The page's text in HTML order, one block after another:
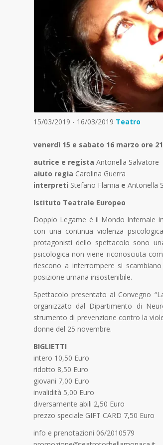
15/03/2019 - 16/03/2019 Teatro
venerdì 15 e sabato 16 marzo ore 21
autrice e regista Antonella Salvatore
aiuto regia Carolina Guerra
interpreti Stefano Flamia e Antonella
Istituto Teatrale Europeo
Doppio Legame è il Mondo Infernale
con una continua violenza
protagonisti dello spettacolo sono
psicologica non viene riconosciuta
riescono a interrompere si
posizione umana insostenibile.
Spettacolo presentato al Convegno
organizzato dal Dipartimento di
strumento di prevenzione contro la
donne del 25 novembre.
BIGLIETTI
intero 10,50 Euro
ridotto 8,50 Euro
giovani 7,00 Euro
invalidità 5,00 Euro
diversamente abili 2,50 Euro
prezzo speciale GIFT CARD 7,50 Euro
info e prenotazioni 06/2010579